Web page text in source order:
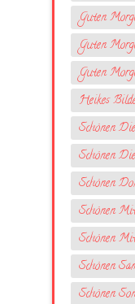
Guten
Guten
Guten
Heikes
Schönen
Schönen
Schönen
Schönen
Schönen
Schönen
Schönen